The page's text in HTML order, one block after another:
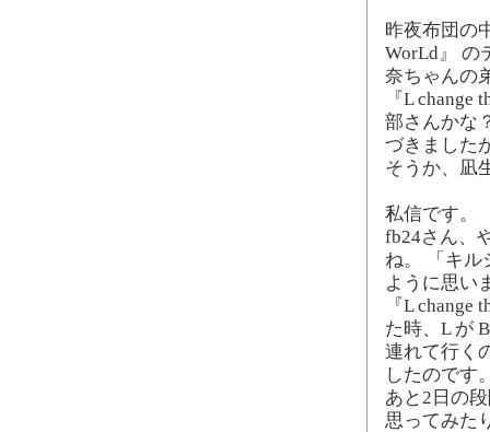
昨夜布団の
WorLd』 の
奈ちゃんの
『L
部さんかな
づきました
そうか、凪
私信です。
fb24さん、
ね。 「キル
ように思い
『L
た時、L が
連れて行く
したのです
あと2日の
思ってみた